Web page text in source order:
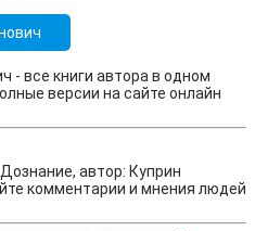
- все книги автора в одном
версии на сайте онлайн
автор: Куприн
комментарии и мнения людей